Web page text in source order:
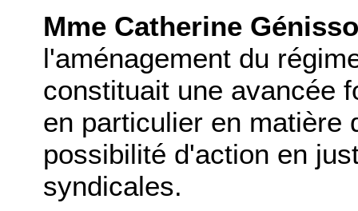
Mme Catherine
l'aménagement du
constituait une avancée
en particulier en matière
possibilité d'action en
syndicales.